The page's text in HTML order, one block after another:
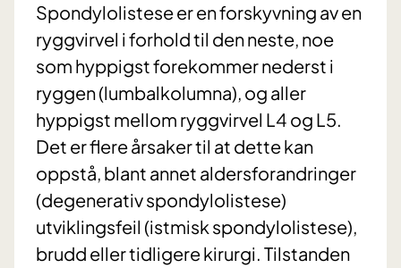
Spondylolistese er en forskyvning av en
ryggvirvel i forhold til den neste, noe
som hyppigst forekommer nederst i
ryggen (lumbalkolumna), og aller
hyppigst mellom ryggvirvel L4 og L5.
Det er flere årsaker til at dette kan
oppstå, blant annet aldersforandringer
(degenerativ spondylolistese)
utviklingsfeil (istmisk spondylolistese),
brudd eller tidligere kirurgi. Tilstanden